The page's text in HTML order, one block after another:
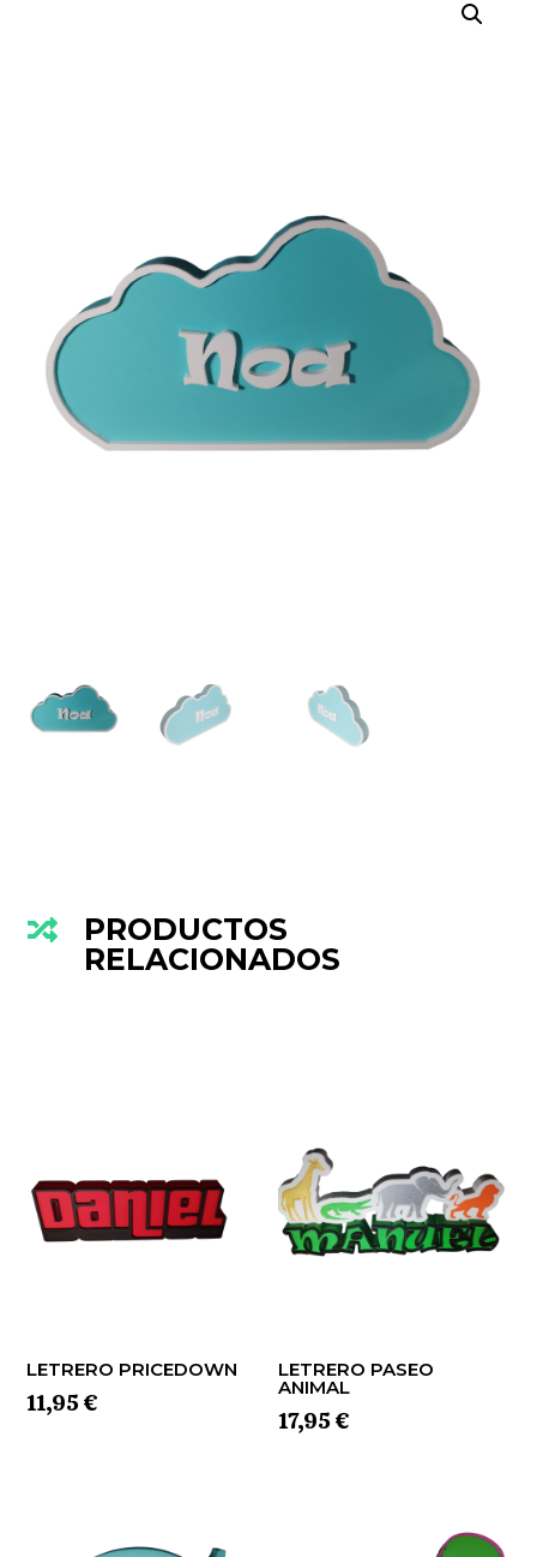

PRODUCTOS
RELACIONADOS
LETRERO PRICEDOWN
11,95 €
LETRERO PASEO
ANIMAL
17,95 €